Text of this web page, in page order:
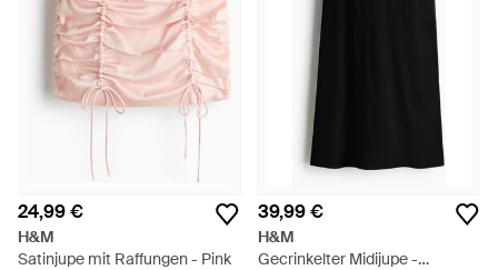
24,99 €
H&M
Satinjupe mit Raffungen - Pink
39,99 €
H&M
Gecrinkelter Midijupe -